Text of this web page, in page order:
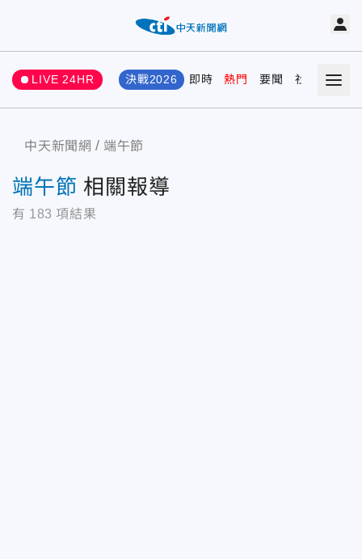
LIVE 24HR 決戰2026 即時 熱門 要聞 社會 娛樂
中天新聞網 端午節
端午節 相關報導
有 183 項結果